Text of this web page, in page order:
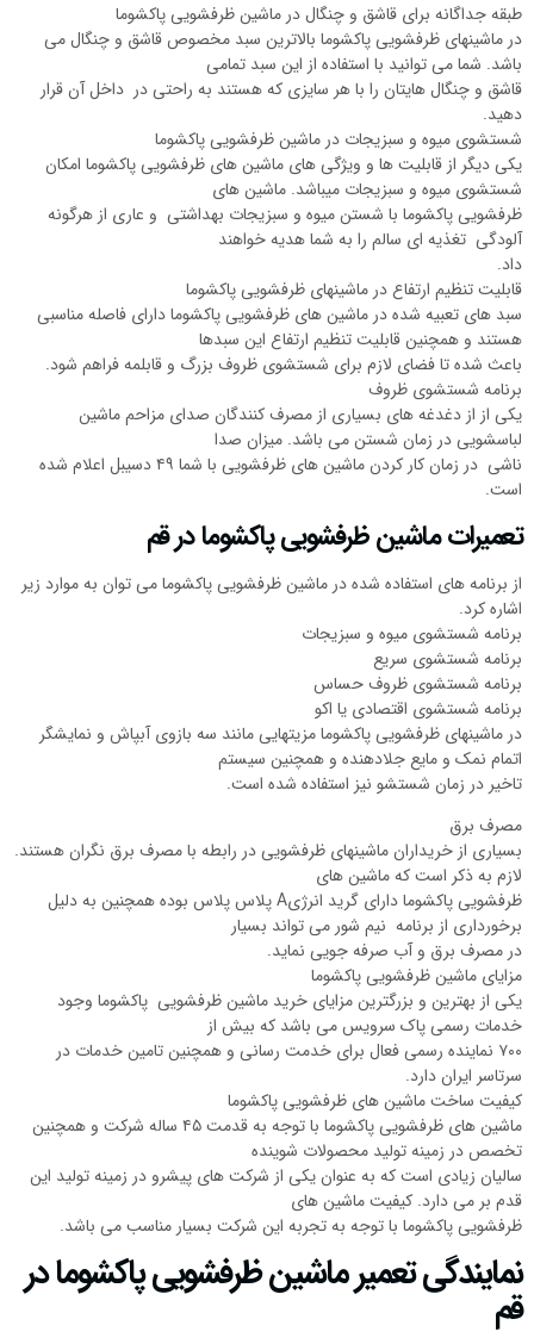
طبقه جداگانه برای قاشق و چنگال در ماشین ظرفشویی پاکشوما
در ماشینهای ظرفشویی پاکشوما بالاترین سبد مخصوص قاشق و چنگال می
باشد. شما می توانید با استفاده از این سبد تمامی
قاشق و چنگال هایتان را با هر سایزی که هستند به راحتی در داخل آن قرار
دهید.
شستشوی میوه و سبزیجات در ماشین ظرفشویی پاکشوما
یکی دیگر از قابلیت ها و ویژگی های ماشین های ظرفشویی پاکشوما امکان
شستشوی میوه و سبزیجات میباشد. ماشین های
ظرفشویی پاکشوما با شستن میوه و سبزیجات بهداشتی و عاری از هرگونه
آلودگی تغذیه ای سالم را به شما هدیه خواهند
داد.
قابلیت تنظیم ارتفاع در ماشینهای ظرفشویی پاکشوما
سبد های تعبیه شده در ماشین های ظرفشویی پاکشوما دارای فاصله مناسبی
هستند و همچنین قابلیت تنظیم ارتفاع این سبدها
باعث شده تا فضای لازم برای شستشوی ظروف بزرگ و قابلمه فراهم شود.
برنامه شستشوی ظروف
یکی از از دغدغه های بسیاری از مصرف کنندگان صدای مزاحم ماشین
لباسشویی در زمان شستن می باشد. میزان صدا
ناشی در زمان کار کردن ماشین های ظرفشویی با شما ۴۹ دسیبل اعلام شده
است.
تعمیرات ماشین ظرفشویی پاکشوما در قم
از برنامه های استفاده شده در ماشین ظرفشویی پاکشوما می توان به موارد زیر
اشاره کرد.
برنامه شستشوی میوه و سبزیجات
برنامه شستشوی سریع
برنامه شستشوی ظروف حساس
برنامه شستشوی اقتصادی یا اکو
در ماشینهای ظرفشویی پاکشوما مزیتهایی مانند سه بازوی آبپاش و نمایشگر
اتمام نمک و مایع جلادهنده و همچنین سیستم
تاخیر در زمان شستشو نیز استفاده شده است.
مصرف برق
بسیاری از خریداران ماشینهای ظرفشویی در رابطه با مصرف برق نگران هستند.
لازم به ذکر است که ماشین های
ظرفشویی پاکشوما دارای گرید انرژیA پلاس پلاس بوده همچنین به دلیل
برخورداری از برنامه نیم شور می تواند بسیار
در مصرف برق و آب صرفه جویی نماید.
مزایای ماشین ظرفشویی پاکشوما
یکی از بهترین و بزرگترین مزایای خرید ماشین ظرفشویی پاکشوما وجود
خدمات رسمی پاک سرویس می باشد که بیش از
۷۰۰ نماینده رسمی فعال برای خدمت رسانی و همچنین تامین خدمات در
سرتاسر ایران دارد.
کیفیت ساخت ماشین های ظرفشویی پاکشوما
ماشین های ظرفشویی پاکشوما با توجه به قدمت ۴۵ ساله شرکت و همچنین
تخصص در زمینه تولید محصولات شوینده
سالیان زیادی است که به عنوان یکی از شرکت های پیشرو در زمینه تولید این
قدم بر می دارد. کیفیت ماشین های
ظرفشویی پاکشوما با توجه به تجربه این شرکت بسیار مناسب می باشد.
نمایندگی تعمیر ماشین ظرفشویی پاکشوما در
قم